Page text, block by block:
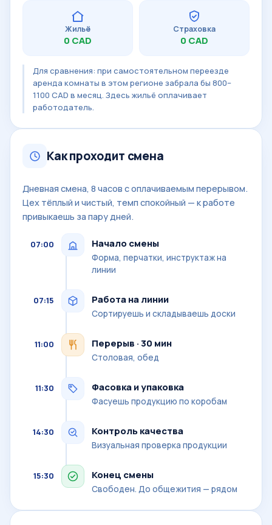
Жильё
0 CAD
Страховка
0 CAD
Для сравнения: при самостоятельном переезде
аренда комнаты в этом регионе забрала бы 800–
1100 CAD в месяц. Здесь жильё оплачивает
работодатель.
Как проходит смена
Дневная смена, 8 часов с оплачиваемым перерывом.
Цех тёплый и чистый, темп спокойный — к работе
привыкаешь за пару дней.
07:00 Начало смены
Форма, перчатки, инструктаж на
линии
07:15 Работа на линии
Сортируешь и складываешь доски
11:00 Перерыв · 30 мин
Столовая, обед
11:30 Фасовка и упаковка
Фасуешь продукцию по коробам
14:30 Контроль качества
Визуальная проверка продукции
15:30 Конец смены
Свободен. До общежития — рядом